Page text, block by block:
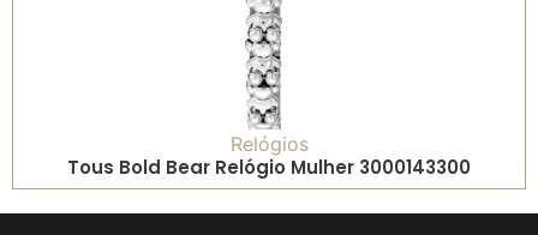
Relógios
Tous Bold Bear Relógio Mulher 3000143300